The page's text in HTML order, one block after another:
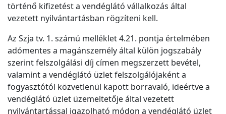
történő kifizetést a vendéglátó vállalkozás által
vezetett nyilvántartásban rögzíteni kell.
Az Szja tv. 1. számú melléklet 4.21. pontja értelmében
adómentes a magánszemély által külön jogszabály
szerint felszolgálási díj címen megszerzett bevétel,
valamint a vendéglátó üzlet felszolgálójaként a
fogyasztótól közvetlenül kapott borravaló, ideértve a
vendéglátó üzlet üzemeltetője által vezetett
nyilvántartással igazolható módon a vendéglátó üzlet